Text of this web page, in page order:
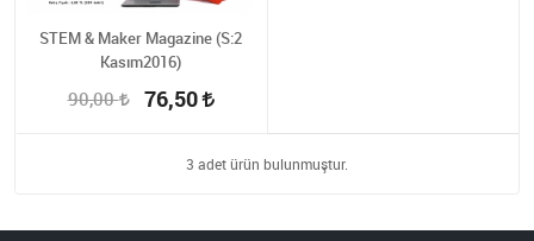
STEM & Maker Magazine (S:2
Kasım2016)
90,00 76,50
3 adet ürün bulunmuştur.